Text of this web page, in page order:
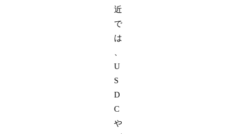
近
で
は
U
S
D
C
や